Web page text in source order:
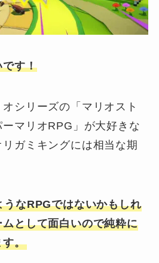
です！
シリーズの「マリオスト
マリオRPG」が大好きな
ガミキングには相当な期
うなRPGではないかもしれ
として面白いので純粋に
す。